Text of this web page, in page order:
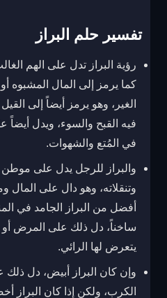
تفسير حلم البراز
رؤية البراز تدل على الهم
كما يرمز إلى المال المشبوه
الغير، وهو يرمز أيضاً إلى القيل
فيه القبح والسوء، ويدل أيضاً
في المُتع والشهوات.
والبراز للرجل يدل على موطن
وتنقلاته، وهو دال على المال
أفضل من البراز الجامد في
ساخناً، دل ذلك على المرض أو
يتعرض لها الرائي.
وإن كان البراز أبيض، دل ذلك
الكرب، ولكن إذا كان البراز